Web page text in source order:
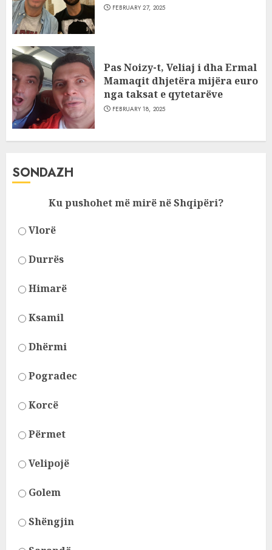
FEBRUARY 27, 2025
Pas Noizy-t, Veliaj i dha Ermal
Mamaqit dhjetëra mijëra euro
nga taksat e qytetarëve
FEBRUARY 18, 2025
SONDAZH
Ku pushohet më mirë në Shqipëri?
Vlorë
Durrës
Himarë
Ksamil
Dhërmi
Pogradec
Korcë
Përmet
Velipojë
Golem
Shëngjin